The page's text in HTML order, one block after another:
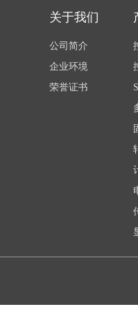
关于我们
公司简介
企业环境
荣誉证书